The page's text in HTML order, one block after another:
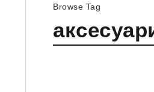
Browse Tag